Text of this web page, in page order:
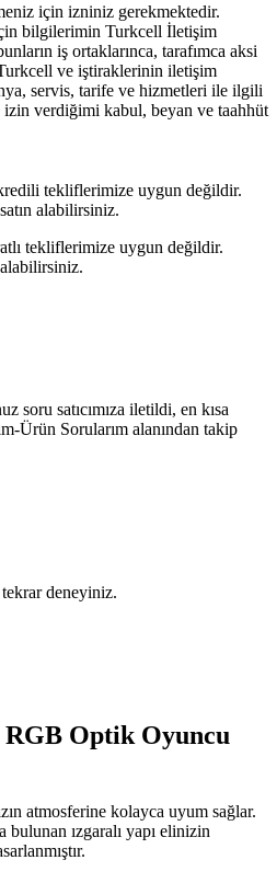
için izniniz gerekmektedir.
bilgilerimin Turkcell İletişim
iş ortaklarınca, tarafımca aksi
ve iştiraklerinin iletişim
servis, tarife ve hizmetleri ile ilgili
izin verdiğimi kabul, beyan ve taahhüt
tekliflerimize uygun değildir.
alabilirsiniz.
tekliflerimize uygun değildir.
soru satıcımıza iletildi, en kısa
Ürün Sorularım alanından takip
tekrar deneyiniz.
RGB Optik Oyuncu
atmosferine kolayca uyum sağlar.
ızgaralı yapı elinizin